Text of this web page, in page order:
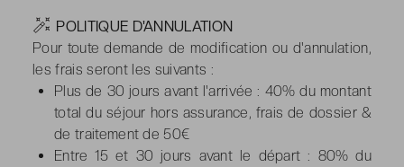
POLITIQUE D'ANNULATION
Pour toute demande de modification ou d'annulation,
les frais seront les suivants :
Plus de 30 jours avant l'arrivée : 40% du montant
total du séjour hors assurance, frais de dossier &
de traitement de 50€
Entre 15 et 30 jours avant le départ : 80% du